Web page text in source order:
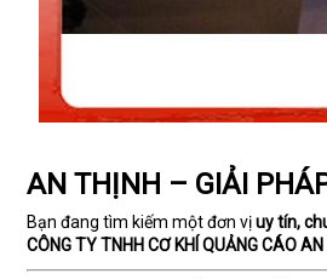
AN THỊNH – GIẢI
Bạn đang tìm kiếm một đơn vịuy tín,
CÔNG TY TNHH CƠ KHÍ QUẢNG CÁO AN